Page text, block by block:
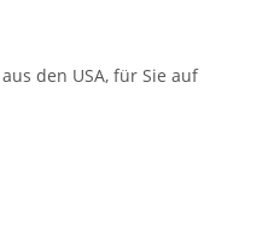
den USA, für Sie auf